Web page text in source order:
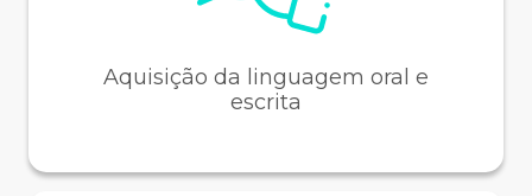
Aquisição da linguagem oral e
escrita